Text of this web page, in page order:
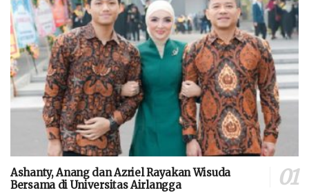
Ashanty, Anang dan Azriel Rayakan Wisuda
Bersama di Universitas Airlangga